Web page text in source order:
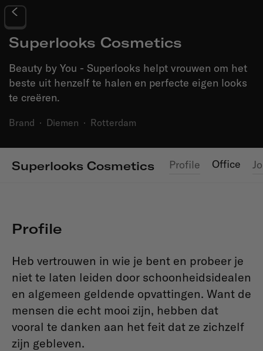
Superlooks Cosmetics
Beauty by You - Superlooks helpt vrouwen om het
beste uit henzelf te halen en perfecte eigen looks
te creëren.
Brand · Diemen · Rotterdam
Superlooks Cosmetics Profile Office
Profile
Heb vertrouwen in wie je bent en probeer je
niet te laten leiden door schoonheidsidealen
en algemeen geldende opvattingen. Want de
mensen die echt mooi zijn, hebben dat
vooral te danken aan het feit dat ze zichzelf
zijn gebleven.